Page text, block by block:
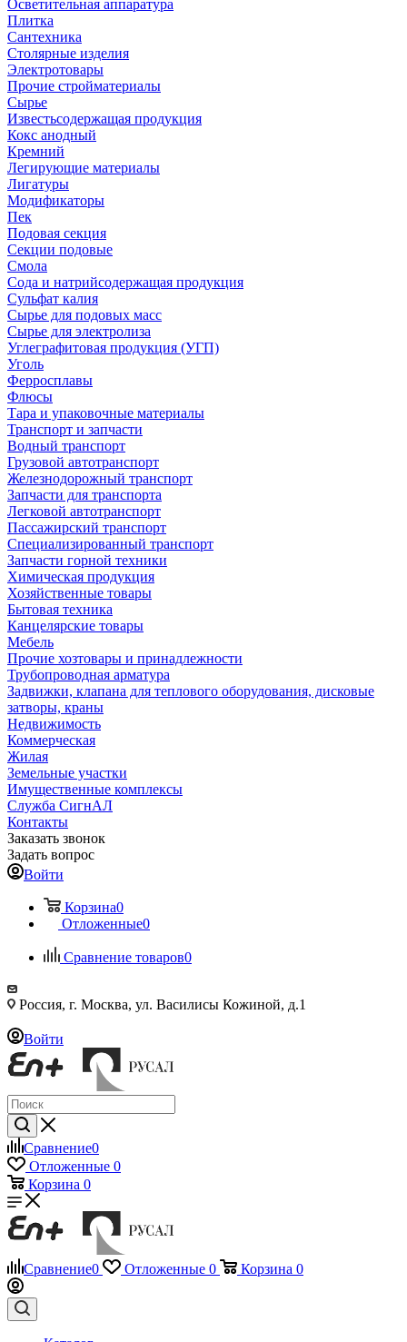
Осветительная аппаратура
Плитка
Сантехника
Столярные изделия
Электротовары
Прочие стройматериалы
Сырье
Известьсодержащая продукция
Кокс анодный
Кремний
Легирующие материалы
Лигатуры
Модификаторы
Пек
Подовая секция
Секции подовые
Смола
Сода и натрийсодержащая продукция
Сульфат калия
Сырье для подовых масс
Сырье для электролиза
Углеграфитовая продукция (УГП)
Уголь
Ферросплавы
Флюсы
Тара и упаковочные материалы
Транспорт и запчасти
Водный транспорт
Грузовой автотранспорт
Железнодорожный транспорт
Запчасти для транспорта
Легковой автотранспорт
Пассажирский транспорт
Специализированный транспорт
Запчасти горной техники
Химическая продукция
Хозяйственные товары
Бытовая техника
Канцелярские товары
Мебель
Прочие хозтовары и принадлежности
Трубопроводная арматура
Задвижки, клапана для теплового оборудования, дисковые
затворы, краны
Недвижимость
Коммерческая
Жилая
Земельные участки
Имущественные комплексы
Служба СигнАЛ
Контакты
Заказать звонок
Задать вопрос
Войти
Корзина0
Отложенные0
Сравнение товаров0
Россия, г. Москва, ул. Василисы Кожиной, д.1
Войти
Сравнение0
Отложенные 0
Корзина 0
Сравнение0 Отложенные 0 Корзина 0